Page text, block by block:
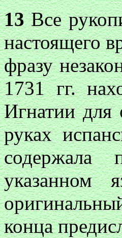
13Все
настоящего
фразу
1731 гг.
Игнатии для
руках
содержала
конца